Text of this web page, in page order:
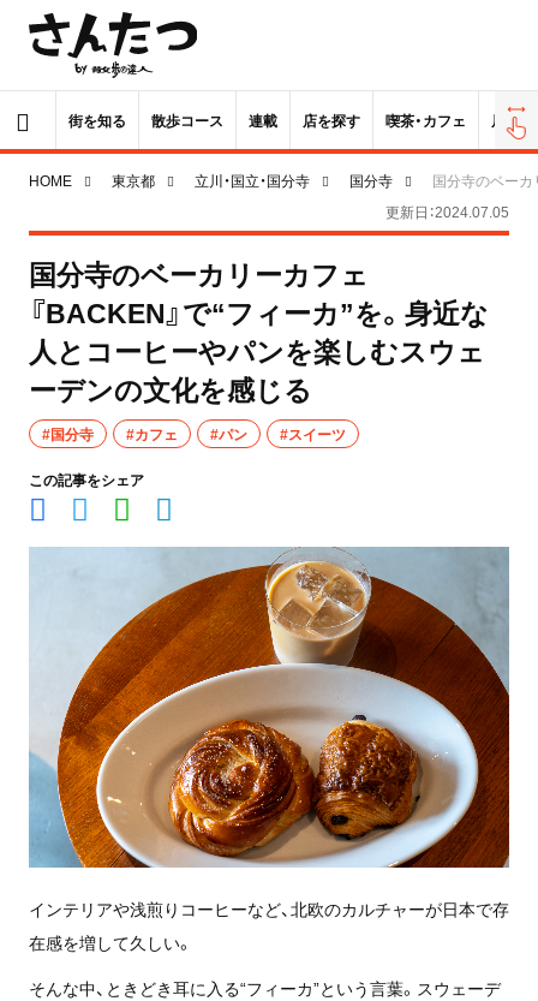
街を知る 散歩コース 連載 店を探す 喫茶・カフェ 居酒屋
HOME 東京都 立川・国立・国分寺 国分寺
国分寺のベーカ
更新日：2024.07.05
国分寺のベーカリーカフェ
『BACKEN』で“フィーカ”を。身近な
人とコーヒーやパンを楽しむスウェ
ーデンの文化を感じる
#国分寺 #カフェ #パン #スイーツ
この記事をシェア
インテリアや浅煎りコーヒーなど、北欧のカルチャーが日本で存
在感を増して久しい。
そんな中、ときどき耳に入る“フィーカ”という言葉。スウェーデ